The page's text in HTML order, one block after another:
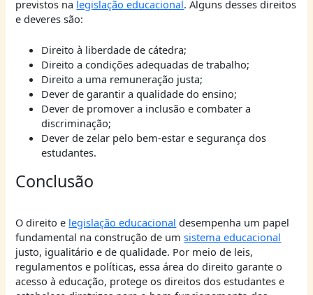
previstos na legislação educacional. Alguns desses direitos
e deveres são:
Direito à liberdade de cátedra;
Direito a condições adequadas de trabalho;
Direito a uma remuneração justa;
Dever de garantir a qualidade do ensino;
Dever de promover a inclusão e combater a
discriminação;
Dever de zelar pelo bem-estar e segurança dos
estudantes.
Conclusão
O direito e legislação educacional desempenha um papel
fundamental na construção de umsistema educacional
justo, igualitário e de qualidade. Por meio de leis,
regulamentos e políticas, essa área do direito garante o
acesso à educação, protege os direitos dos estudantes e